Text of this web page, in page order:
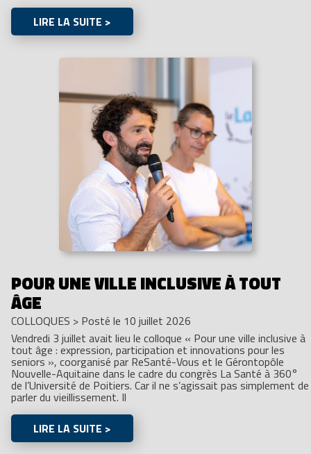
LIRE LA SUITE >
POUR UNE VILLE INCLUSIVE À TOUT
ÂGE
COLLOQUES > Posté le 10 juillet 2026
Vendredi 3 juillet avait lieu le colloque « Pour une ville inclusive à
tout âge : expression, participation et innovations pour les
seniors », coorganisé par ReSanté-Vous et le Gérontopôle
Nouvelle-Aquitaine dans le cadre du congrès La Santé à 360°
de l’Université de Poitiers. Car il ne s’agissait pas simplement de
parler du vieillissement. Il
LIRE LA SUITE >